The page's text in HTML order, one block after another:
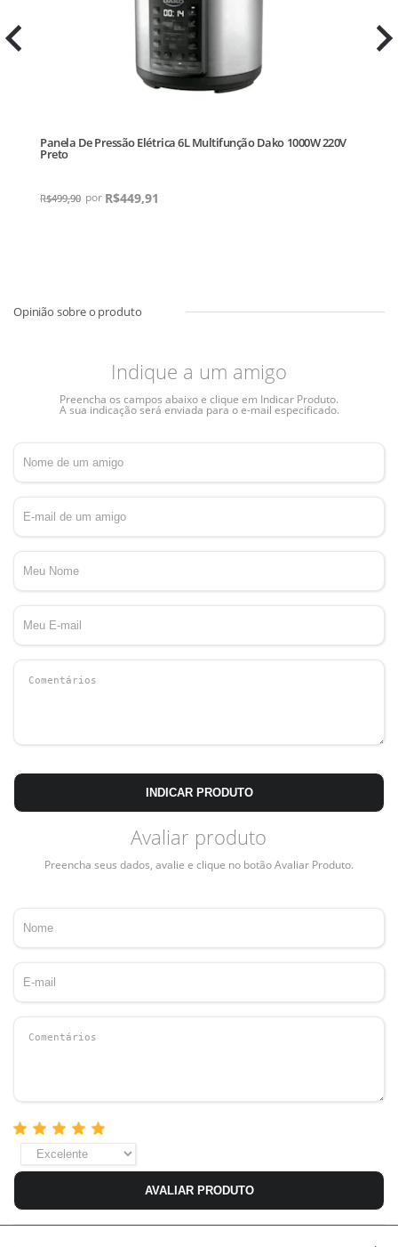
Panela De Pressão Elétrica 6L Multifunção Dako 1000W 220V
Preto
R$499,90 R$449,91
Indique a um amigo
Preencha os campos abaixo e clique em Indicar Produto.
A sua indicação será enviada para o e-mail especificado.
INDICAR PRODUTO
Avaliar produto
Preencha seus dados, avalie e clique no botão Avaliar Produto.
AVALIAR PRODUTO